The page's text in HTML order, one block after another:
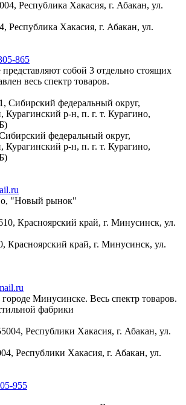
Республика Хакасия, г. Абакан, ул.
865
собой 3 отдельно стоящих
весь спектр товаров.
федеральный округ,
Курагинский р-н, п. г. т. Курагино,
"Новый рынок"
Красноярский край, г. Минусинск, ул.
Минусинске. Весь спектр товаров.
фабрики
Республики Хакасия, г. Абакан, ул.
955